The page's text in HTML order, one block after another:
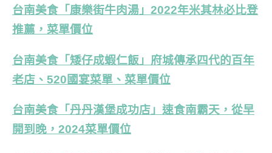
台南美食「康樂街牛肉湯」2022年米其林必比登
推薦，菜單價位
台南美食「矮仔成蝦仁飯」府城傳承四代的百年
老店、520國宴菜單、菜單價位
台南美食「丹丹漢堡成功店」速食南霸天，從早
開到晚，2024菜單價位